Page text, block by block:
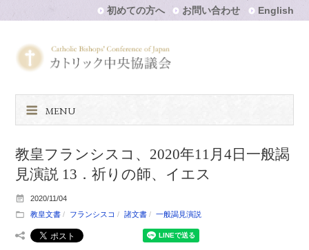
初めての方へ お問い合わせ English
MENU
教皇フランシスコ、2020年11月4日一般謁
見演説 13．祈りの師、イエス
2020/11/04
教皇文書
フランシスコ 諸文書 一般謁見演説